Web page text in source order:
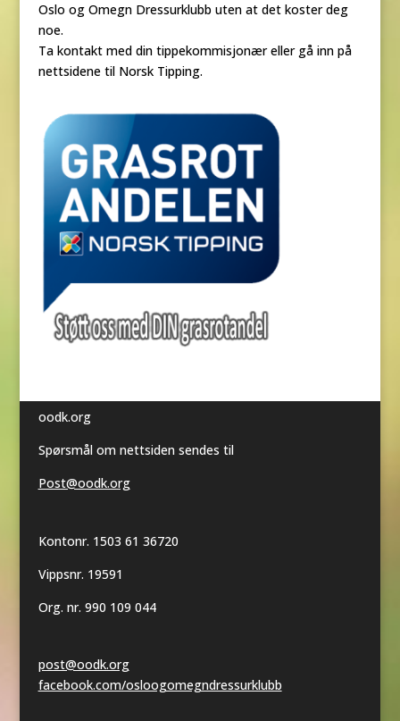
Oslo og Omegn Dressurklubb uten at det koster deg
noe.
Ta kontakt med din tippekommisjonær eller gå inn på
nettsidene til Norsk Tipping.
oodk.org
Spørsmål om nettsiden sendes til
Post@oodk.org
Kontonr. 1503 61 36720
Vippsnr. 19591
Org. nr. 990 109 044
post@oodk.org
facebook.com/osloogomegndressurklubb